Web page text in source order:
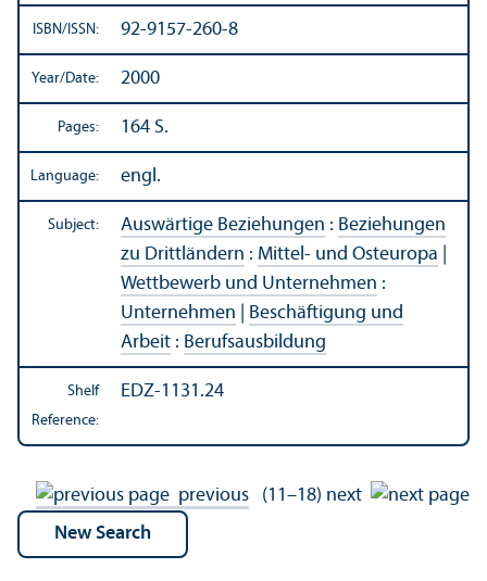
ISBN/ISSN: 92-9157-260-8
Year/Date: 2000
Pages: 164 S.
Language: engl.
Subject: Auswärtige Beziehungen : Beziehungen
zu Drittländern : Mittel- und Osteuropa
Wettbewerb und Unternehmen :
Unternehmen
Beschäftigung und
Arbeit : Berufsausbildung
Shelf
Reference:
EDZ-1131.24
previous (11–18) next